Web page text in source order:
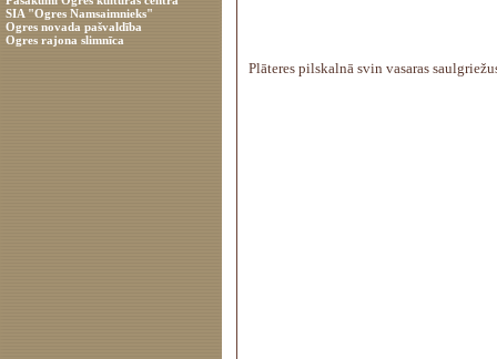
SIA "Ogres Namsaimnieks"
Ogres novada pašvaldība
Ogres rajona slimnīca
Plāteres pilskalnā svin vasaras